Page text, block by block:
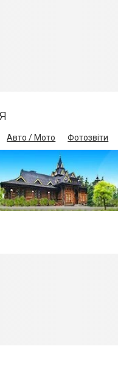
Авто / Мото Фотозвіти